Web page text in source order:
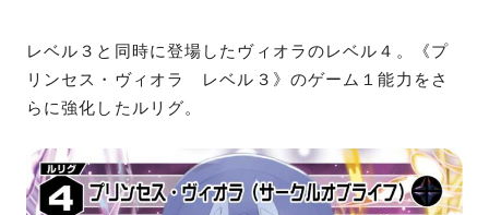
レベル３と同時に登場したヴィオラのレベル４。《プ
リンセス・ヴィオラ レベル３》のゲーム１能力をさ
らに強化したルリグ。